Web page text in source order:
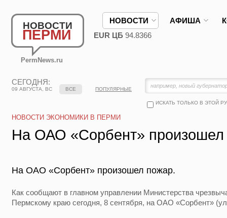
НОВОСТИ
ПЕРМИ
PermNews.ru
НОВОСТИ АФИША
EUR ЦБ 94.8366
СЕГОДНЯ:
09 АВГУСТА, ВС
ИСКАТЬ ТОЛЬКО В ЭТОЙ
ВСЕ ПОПУЛЯРНЫЕ
НОВОСТИ ЭКОНОМИКИ В ПЕРМИ
На ОАО «Сорбент» произошел
На ОАО «Сорбент» произошел пожар.
Как сообщают в главном управлении Министерства
Пермскому краю сегодня, 8 сентября, на ОАО «Сорбент»